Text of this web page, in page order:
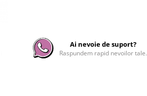
Ai nevoie de suport?
Raspundem rapid nevoilor tale.